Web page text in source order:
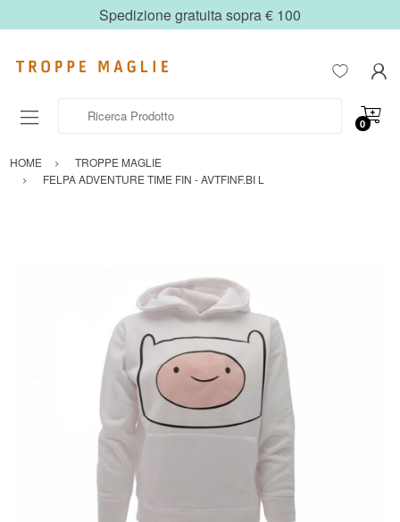
Spedizione gratuita sopra € 100
0
HOME
TROPPE MAGLIE
FELPA ADVENTURE TIME FIN - AVTFINF.BI L